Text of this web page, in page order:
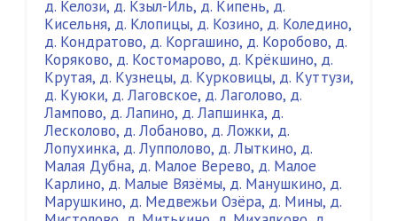
д. Келози, д. Кзыл-Иль, д. Кипень, д.
Кисельня, д. Клопицы, д. Козино, д. Коледино,
д. Кондратово, д. Коргашино, д. Коробово, д.
Коряково, д. Костомарово, д. Крёкшино, д.
Крутая, д. Кузнецы, д. Курковицы, д. Куттузи,
д. Куюки, д. Лаговское, д. Лаголово, д.
Лампово, д. Лапино, д. Лапшинка, д.
Лесколово, д. Лобаново, д. Ложки, д.
Лопухинка, д. Лупполово, д. Лыткино, д.
Малая Дубна, д. Малое Верево, д. Малое
Карлино, д. Малые Вязёмы, д. Манушкино, д.
Марушкино, д. Медвежьи Озёра, д. Мины, д.